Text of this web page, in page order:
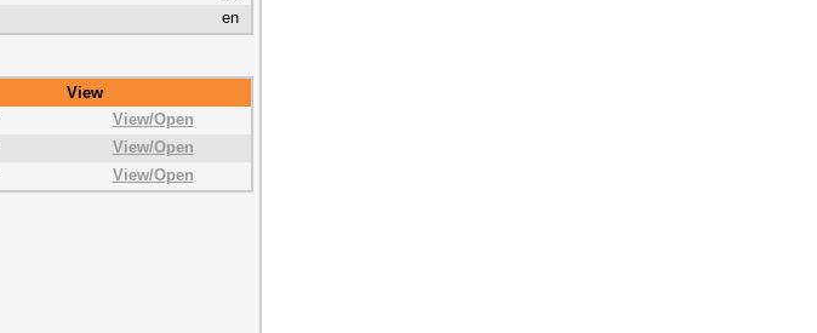
en
View
View/Open
View/Open
View/Open